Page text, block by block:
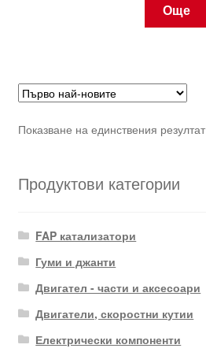
Още
Показване на единствения резултат
Продуктови категории
FAP катализатори
Гуми и джанти
Двигател - части и аксесоари
Двигатели, скоростни кутии
Електрически компоненти